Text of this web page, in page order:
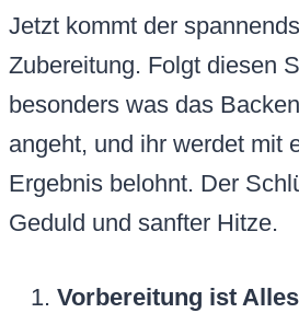
Jetzt kommt der
Zubereitung. Folgt diesen
besonders was das
angeht, und ihr werdet mit
Ergebnis belohnt. Der
Geduld und sanfter Hitze.
Vorbereitung ist